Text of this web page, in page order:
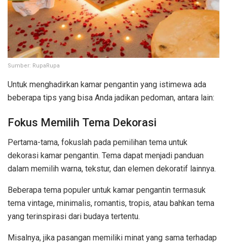
Sumber: RupaRupa
Untuk menghadirkan kamar pengantin yang istimewa ada
beberapa tips yang bisa Anda jadikan pedoman, antara lain:
Fokus Memilih Tema Dekorasi
Pertama-tama, fokuslah pada pemilihan tema untuk
dekorasi kamar pengantin. Tema dapat menjadi panduan
dalam memilih warna, tekstur, dan elemen dekoratif lainnya.
Beberapa tema populer untuk kamar pengantin termasuk
tema vintage, minimalis, romantis, tropis, atau bahkan tema
yang terinspirasi dari budaya tertentu.
Misalnya, jika pasangan memiliki minat yang sama terhadap